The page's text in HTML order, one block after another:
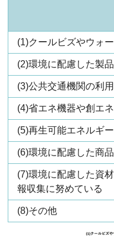
(1)クールビズやウォ
(2)環境に配慮した製
(3)公共交通機関の利
(4)省エネ機器や創エ
(5)再生可能エネルギ
(6)環境に配慮した商
(7)環境に配慮した資
報収集に努めている
(8)その他